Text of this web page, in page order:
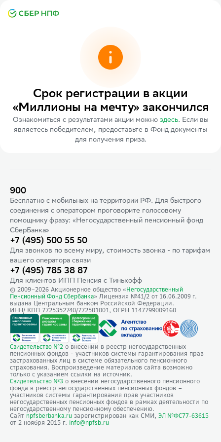
Срок регистрации в акции
«Миллионы на мечту» закончился
Ознакомиться с результатами акции можно здесь. Если вы
являетесь победителем, предоставьте в Фонд документы
для получения приза.
900
Бесплатно с мобильных на территории РФ. Для быстрого
соединения с оператором проговорите голосовому
помощнику фразу: «Негосударственный пенсионный фонд
СберБанка»
+7 (495) 500 55 50
Для звонков по всему миру, стоимость звонка - по тарифам
вашего оператора связи
+7 (495) 785 38 87
Для клиентов ИПП Пенсия с Тинькофф
© 2009–2026 Акционерное общество « Негосударственный
Пенсионный Фонд Сбербанка» Лицензия №41/2 от 16.06.2009 г.
выдана Центральным банком Российской Федерации.
ИНН/ КПП 7725352740/772501001, ОГРН 1147799009160
Свидетельство №2 о внесении в реестр негосударственных
пенсионных фондов - участников системы гарантирования прав
застрахованных лиц в системе обязательного пенсионного
страхования. Воспроизведение материалов сайта возможно
только с указанием ссылки на источник.
Свидетельство №3 о внесении негосударственного пенсионного
фонда в реестр негосударственных пенсионных фондов –
участников системы гарантирования прав участников
негосударственных пенсионных фондов в рамках деятельности по
негосударственному пенсионному обеспечению.
Сайт npfsberbanka.ru зарегистрирован как СМИ, ЭЛ №ФС77-63615
от 2 ноября 2015 г. info@npfsb.ru